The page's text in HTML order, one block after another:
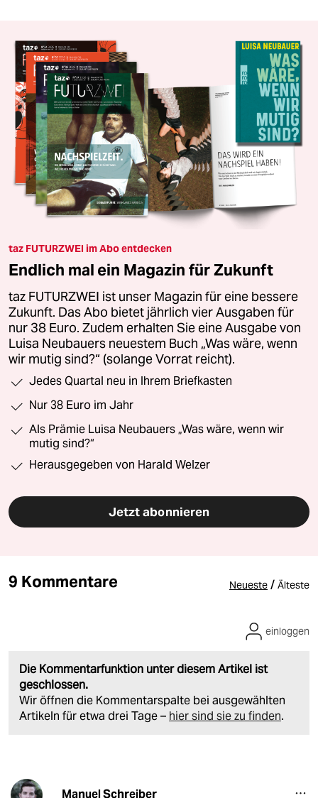
taz FUTURZWEI im Abo entdecken
Endlich mal ein Magazin für Zukunft
taz FUTURZWEI ist unser Magazin für eine bessere
Zukunft. Das Abo bietet jährlich vier Ausgaben für
nur 38 Euro. Zudem erhalten Sie eine Ausgabe von
Luisa Neubauers neuestem Buch „Was wäre, wenn
wir mutig sind?“ (solange Vorrat reicht).
Jedes Quartal neu in Ihrem Briefkasten
Nur 38 Euro im Jahr
Als Prämie Luisa Neubauers „Was wäre, wenn wir
mutig sind?“
Herausgegeben von Harald Welzer
Jetzt abonnieren
9 Kommentare Neueste / Älteste
Die Kommentarfunktion unter diesem Artikel ist
geschlossen.
Wir öffnen die Kommentarspalte bei ausgewählten
Artikeln für etwa drei Tage – hier sind sie zu finden.
einloggen
Manuel Schreiber